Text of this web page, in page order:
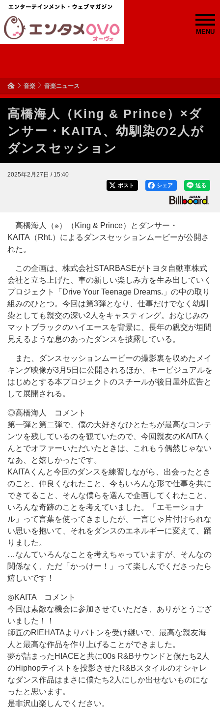
MENU
音楽 音楽ニュース
高橋海人（King & Prince）×ダ
ンサー・KAITA、幼馴染の2人が
ダンスセッション
2025年2月27日 / 15:40
送る
シェア
ポスト
高橋海人（※）（King & Prince）とダンサー・
KAITA（Rht.）によるダンスセッションムービーが公開さ
れた。
この企画は、株式会社STARBASEがトヨタ自動車株式
会社と立ち上げた、車の新しい楽しみ方を生み出していく
プロジェクト「Drive Your Teenage Dreams.」の中の取り
組みのひとつ。今回は第3弾となり、仕事だけでなく幼馴
染としても親交の深い2人をキャスティング。おなじみの
マットブラックのハイエースを背景に、長年の親交が垣間
見えるような息のあったダンスを披露している。
また、ダンスセッションムービーの撮影裏を収めたメイ
キング映像が3月5日に公開されるほか、キービジュアルを
はじめとする本プロジェクトのスチールが後日屋外広告と
して展開される。
◎高橋海人 コメント
第一弾と第二弾で、僕の大好きなひとたちが最高なコンテ
ンツを残しているのを観ていたので、今回親友のKAITAく
んとでオファーいただいたときは、これもう偶然じゃない
なあ、と嬉しかったです。
KAITAくんと今回のダンスを練習しながら、出会ったとき
のこと、仲良くなれたこと、今もいろんな形で仕事を共に
できてること、そんな僕らを選んで企画してくれたこと、
いろんな奇跡のことを考えていました。「エモーショナ
ル」って言葉を使ってきましたが、一言じゃ片付けられな
い思いを抱いて、それをダンスのエネルギーに変えて、踊
りました。
…なんていろんなことを考えちゃっていますが、そんなの
関係なく、ただ「かっけー！」って楽しんでくださったら
嬉しいです！
◎KAITA コメント
今回は素敵な機会に参加させていただき、ありがとうござ
いました！！
師匠のRIEHATAよりバトンを受け継いで、最高な親友海
人と最高な作品を作り上げることができました。
夢が詰まったHIACEと共に00s R&Bサウンドと僕たち2人
のHiphopテイストを投影させたR&Bスタイルのオシャレ
なダンス作品はまさに僕たち2人にしか出せないものにな
ったと思います。
是非沢山楽しんでください。